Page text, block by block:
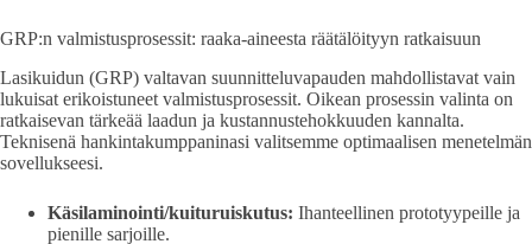
GRP:n valmistusprosessit: raaka-aineesta räätälöityyn ratkaisuun
Lasikuidun (GRP) valtavan suunnitteluvapauden mahdollistavat vain
lukuisat erikoistuneet valmistusprosessit. Oikean prosessin valinta on
ratkaisevan tärkeää laadun ja kustannustehokkuuden kannalta.
Teknisenä hankintakumppaninasi valitsemme optimaalisen menetelmän
sovellukseesi.
Käsilaminointi/kuituruiskutus: Ihanteellinen prototyypeille ja
pienille sarjoille.